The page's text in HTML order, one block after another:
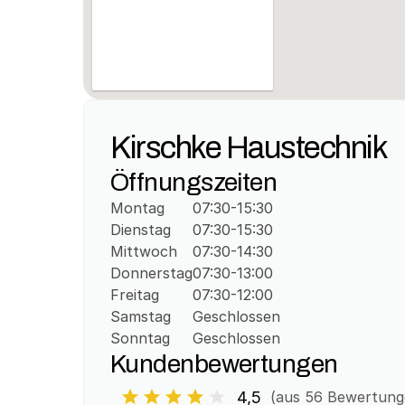
Kirschke Haustechnik
Öffnungszeiten
Montag
Dienstag
Mittwoch
Donnerstag
Freitag
Samstag
Sonntag
07:30-15:30
07:30-15:30
07:30-14:30
07:30-13:00
07:30-12:00
Geschlossen
Geschlossen
Kundenbewertungen
4,5 (aus 56